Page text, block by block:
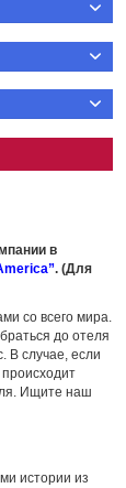
в
. (Для
со всего мира.
до отеля
В случае, если
Ищите наш
истории из